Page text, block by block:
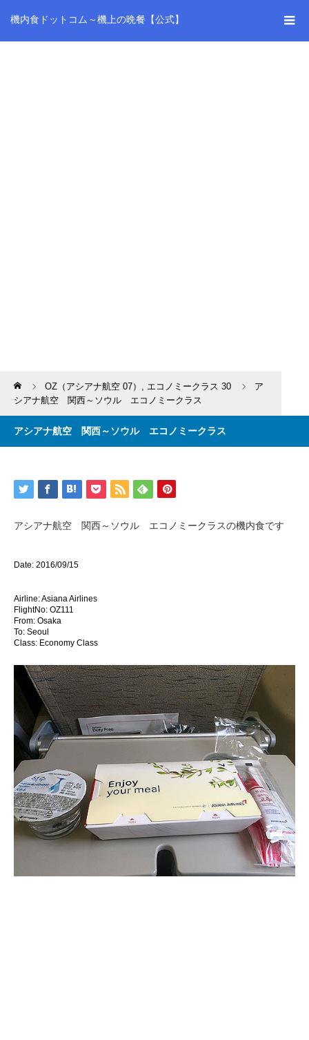
機内食ドットコム～機上の晩餐【公式】
Home OZ（アシアナ航空 07） , エコノミークラス 30
ア
シアナ航空 関西～ソウル エコノミークラス
アシアナ航空 関西～ソウル エコノミークラス
アシアナ航空 関西～ソウル エコノミークラスの機内食です
Date: 2016/09/15
Airline: Asiana Airlines
FlightNo: OZ111
From: Osaka
To: Seoul
Class: Economy Class